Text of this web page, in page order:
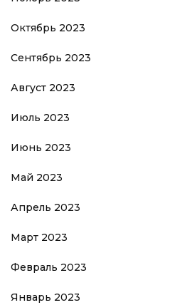
Октябрь 2023
Сентябрь 2023
Август 2023
Июль 2023
Июнь 2023
Май 2023
Апрель 2023
Март 2023
Февраль 2023
Январь 2023